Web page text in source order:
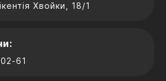
Хвойки, 18/1
61